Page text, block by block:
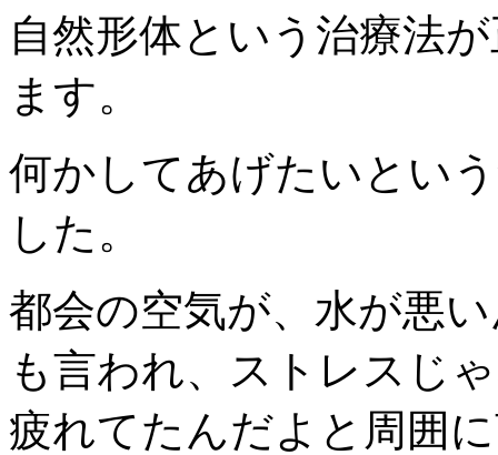
自然形体という治療法
ます。
何かしてあげたいとい
した。
都会の空気が、水が悪
も言われ、ストレスじ
疲れてたんだよと周囲